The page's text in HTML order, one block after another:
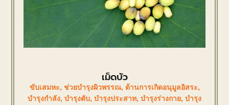
เม็ดบัว
ขับเสมหะ, ช่วยบำรุงผิวพรรณ, ต้านการเกิดอนุมูลอิสระ,
บำรุงกำลัง, บำรุงตับ, บำรุงประสาท, บำรุงร่างกาย, บำรุง